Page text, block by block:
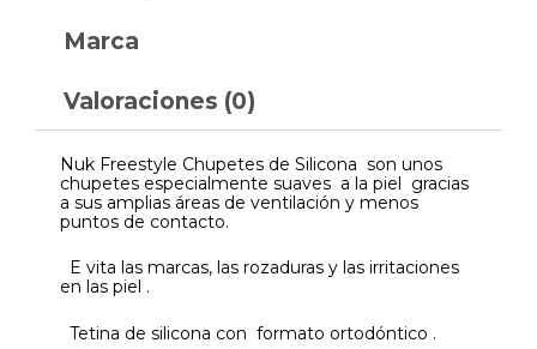
Marca
Valoraciones (0)
Nuk Freestyle Chupetes de Silicona son unos
chupetes especialmente suaves a la piel gracias
a sus amplias áreas de ventilación y menos
puntos de contacto.
E vita las marcas, las rozaduras y las irritaciones
en las piel .
Tetina de silicona con formato ortodóntico .